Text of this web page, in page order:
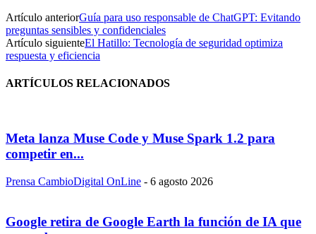
Artículo anteriorGuía para uso responsable de ChatGPT: Evitando
preguntas sensibles y confidenciales
Artículo siguienteEl Hatillo: Tecnología de seguridad optimiza
respuesta y eficiencia
ARTÍCULOS RELACIONADOS
Meta lanza Muse Code y Muse Spark 1.2 para
competir en...
Prensa CambioDigital OnLine - 6 agosto 2026
Google retira de Google Earth la función de IA que